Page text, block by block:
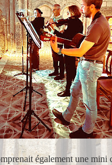
également une mini